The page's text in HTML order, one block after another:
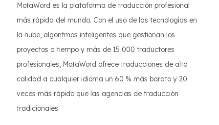
MotaWord es la plataforma de traducción profesional
más rápida del mundo. Con el uso de las tecnologías en
la nube, algoritmos inteligentes que gestionan los
proyectos a tiempo y más de 15 000 traductores
profesionales, MotaWord ofrece traducciones de alta
calidad a cualquier idioma un 60 % más barato y 20
veces más rápido que las agencias de traducción
tradicionales.